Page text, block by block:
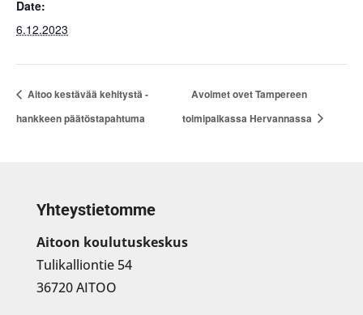
Date:
6.12.2023
Aitoo kestävää kehitystä -
hankkeen päätöstapahtuma
Avoimet ovet Tampereen
toimipaikassa Hervannassa
Yhteystietomme
Aitoon koulutuskeskus
Tulikalliontie 54
36720 AITOO